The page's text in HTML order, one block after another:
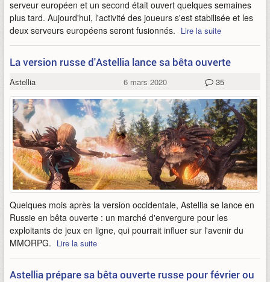
serveur européen et un second était ouvert quelques semaines
plus tard. Aujourd'hui, l'activité des joueurs s'est stabilisée et les
deux serveurs européens seront fusionnés. Lire la suite
La version russe d'Astellia lance sa bêta ouverte
Astellia 6 mars 2020 35
Quelques mois après la version occidentale, Astellia se lance en
Russie en bêta ouverte : un marché d'envergure pour les
exploitants de jeux en ligne, qui pourrait influer sur l'avenir du
MMORPG. Lire la suite
Astellia prépare sa bêta ouverte russe pour février ou